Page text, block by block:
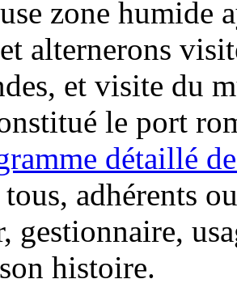
zone humide
alternerons
et visite du
le port
détaillé
adhérents
gestionnaire,
histoire.